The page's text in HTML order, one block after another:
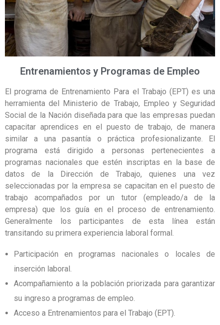
Entrenamientos y Programas de Empleo
El programa de Entrenamiento Para el Trabajo (EPT) es una
herramienta del Ministerio de Trabajo, Empleo y Seguridad
Social de la Nación diseñada para que las empresas puedan
capacitar aprendices en el puesto de trabajo, de manera
similar a una pasantía o práctica profesionalizante. El
programa está dirigido a personas pertenecientes a
programas nacionales que estén inscriptas en la base de
datos de la Dirección de Trabajo, quienes una vez
seleccionadas por la empresa se capacitan en el puesto de
trabajo acompañados por un tutor (empleado/a de la
empresa) que los guía en el proceso de entrenamiento.
Generalmente los participantes de esta línea están
transitando su primera experiencia laboral formal.
Participación en programas nacionales o locales de
inserción laboral.
Acompañamiento a la población priorizada para garantizar
su ingreso a programas de empleo.
Acceso a Entrenamientos para el Trabajo (EPT).